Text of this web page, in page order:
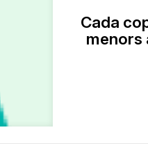
Cada
menors